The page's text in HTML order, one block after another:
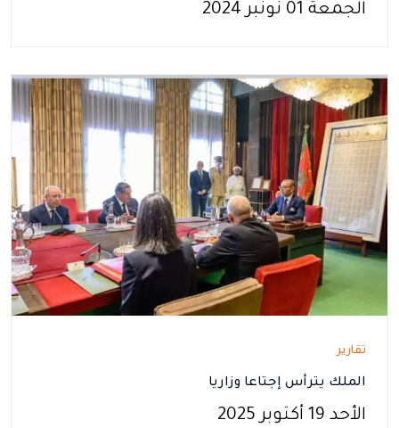
الجمعة 01 نونبر 2024
تقارير
الملك يترأس إجتاعا وزاريا
الأحد 19 أكتوبر 2025